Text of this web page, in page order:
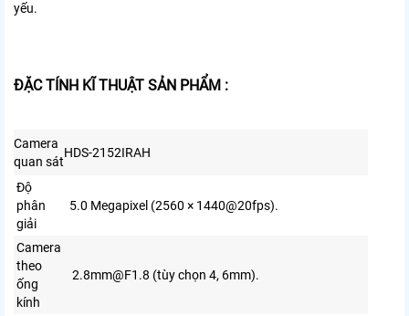
yếu.
ĐẶC TÍNH KĨ THUẬT SẢN PHẨM :
Camera
quan sát
HDS-2152IRAH
Độ
phân
giải
5.0 Megapixel (2560 × 1440@20fps).
Camera
theo
ống
kính
2.8mm@F1.8 (tùy chọn 4, 6mm).